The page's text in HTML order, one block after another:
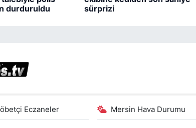
durduruldu
sürprizi
Eczaneler Mersin Hava Durumu